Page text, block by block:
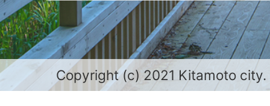
Copyright (c) 2021 Kitamoto city.